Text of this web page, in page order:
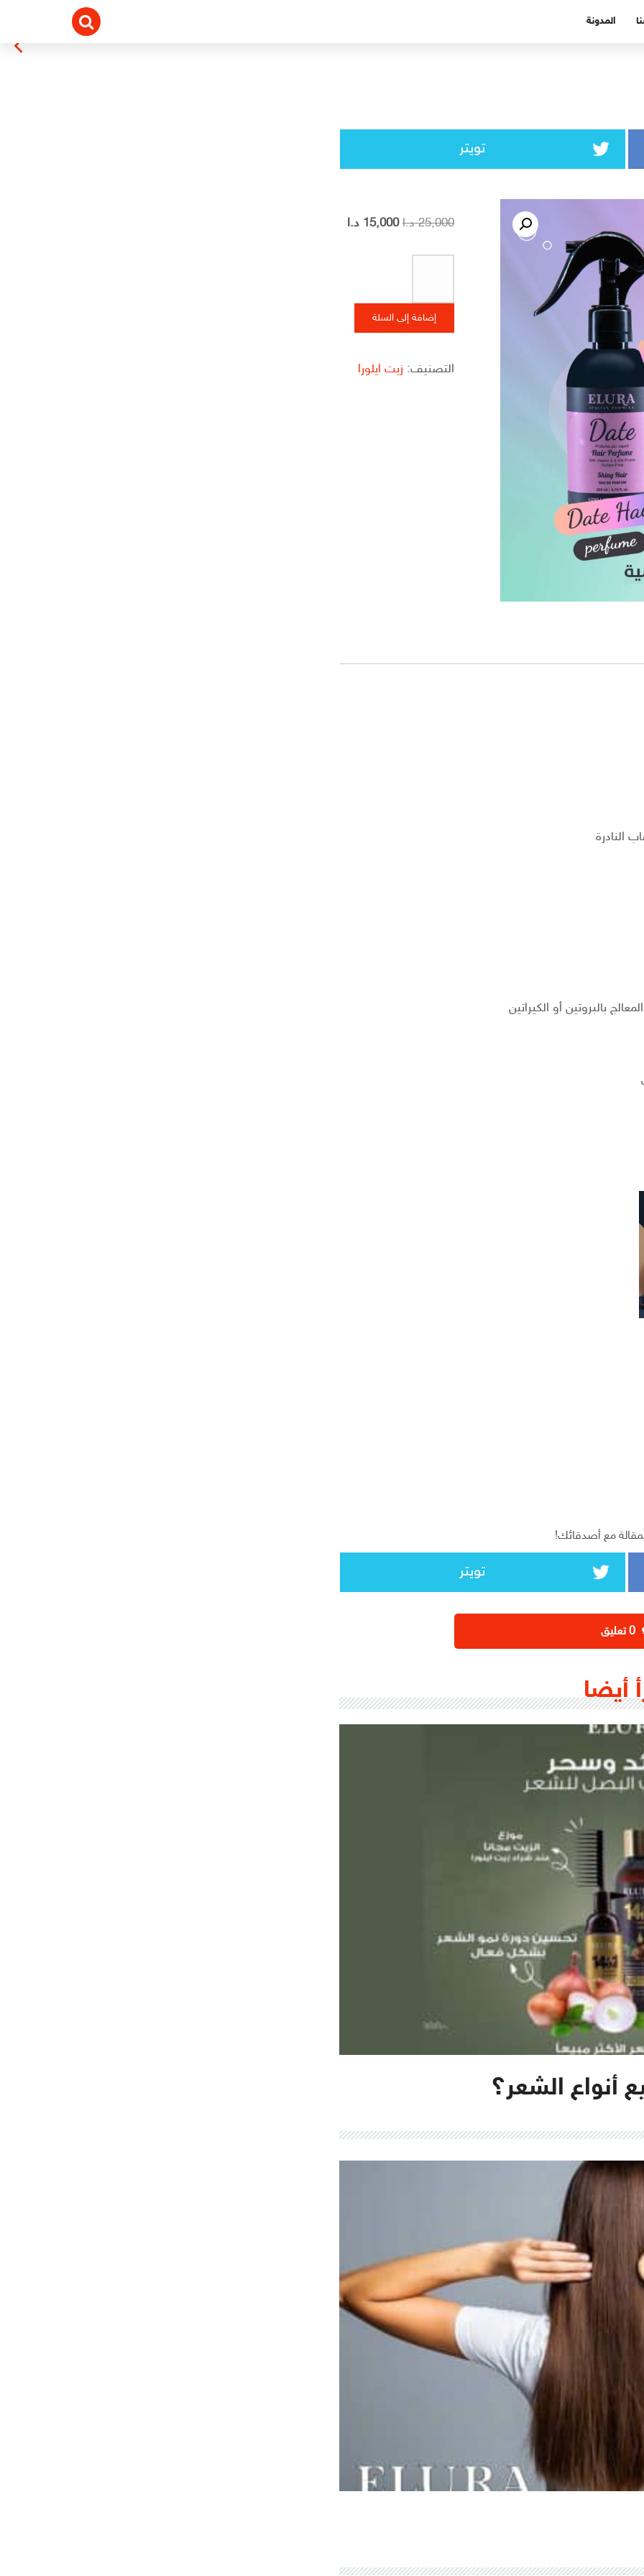
المدونة
تويتر
25,000 د.ا 15,000 د.ا
إضافة إلى السلة
التصنيف: زيت ايلورا
بالبروتين أو الكيراتين
مع أصدقائك!
تويتر
‫0 تعليق
أيضا
أنواع الشعر؟